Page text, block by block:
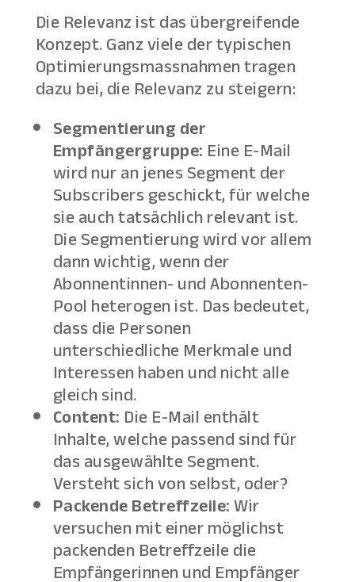
Die Relevanz ist das übergreifende
Konzept. Ganz viele der typischen
Optimierungsmassnahmen tragen
dazu bei, die Relevanz zu steigern:
Segmentierung der
Empfängergruppe:Eine E-Mail
wird nur an jenes Segment der
Subscribers geschickt, für welche
sie auch tatsächlich relevant ist.
Die Segmentierung wird vor allem
dann wichtig, wenn der
Abonnentinnen- und Abonnenten-
Pool heterogen ist. Das bedeutet,
dass die Personen
unterschiedliche Merkmale und
Interessen haben und nicht alle
gleich sind.
Content:Die E-Mail enthält
Inhalte, welche passend sind für
das ausgewählte Segment.
Versteht sich von selbst, oder?
Packende Betreffzeile:Wir
versuchen mit einer möglichst
packenden Betreffzeile die
Empfängerinnen und Empfänger